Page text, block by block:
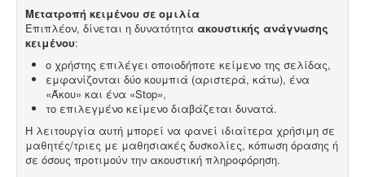
Μετατροπή κειμένου σε ομιλία
Επιπλέον, δίνεται η δυνατότητα ακουστικής ανάγνωσης
κειμένου:
ο χρήστης επιλέγει οποιοδήποτε κείμενο της σελίδας,
εμφανίζονται δύο κουμπιά (αριστερά, κάτω), ένα
«Άκου» και ένα «Stop»,
το επιλεγμένο κείμενο διαβάζεται δυνατά.
Η λειτουργία αυτή μπορεί να φανεί ιδιαίτερα χρήσιμη σε
μαθητές/τριες με μαθησιακές δυσκολίες, κόπωση όρασης ή
σε όσους προτιμούν την ακουστική πληροφόρηση.